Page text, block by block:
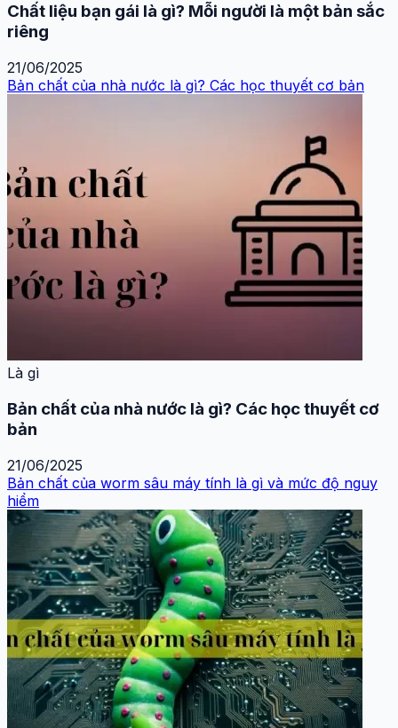
Chất liệu bạn gái là gì? Mỗi người là một bản sắc
riêng
21/06/2025
Bản chất của nhà nước là gì? Các học thuyết cơ bản
Là gì
Bản chất của nhà nước là gì? Các học thuyết cơ
bản
21/06/2025
Bản chất của worm sâu máy tính là gì và mức độ nguy
hiểm